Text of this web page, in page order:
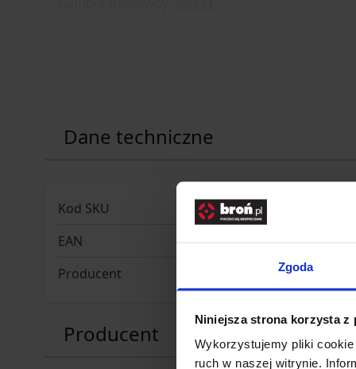
Zgoda
Niniejsza strona korzysta z
Wykorzystujemy pliki
ruch w naszej witrynie.
Dane techniczne
Kod SKU
EAN
Producent
HAWKE
Producent